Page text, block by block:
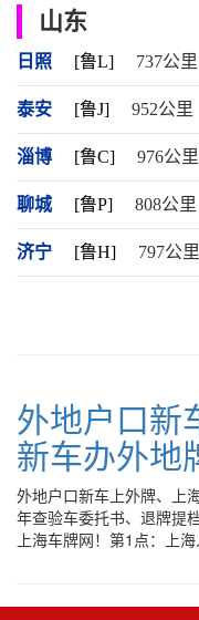
山东
日照 [鲁L] 737公
泰安 [鲁J] 952公里
淄博 [鲁C] 976公
聊城 [鲁P] 808公里
济宁 [鲁H] 797公
外地户口新
新车办外地
外地户口新车上外牌、上
年查验车委托书、退牌提
上海车牌网！第1点：上